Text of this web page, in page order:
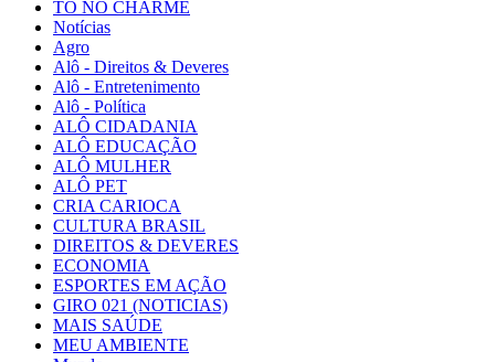
TÔ NO CHARME
Notícias
Agro
Alô - Direitos & Deveres
Alô - Entretenimento
Alô - Política
ALÔ CIDADANIA
ALÔ EDUCAÇÃO
ALÔ MULHER
ALÔ PET
CRIA CARIOCA
CULTURA BRASIL
DIREITOS & DEVERES
ECONOMIA
ESPORTES EM AÇÃO
GIRO 021 (NOTICIAS)
MAIS SAÚDE
MEU AMBIENTE